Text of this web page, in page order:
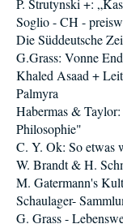
P. Strutynski +:
Soglio - CH -
Die Süddeutsche
G.Grass: Vonne
Khaled Asaad +
Palmyra
Habermas &
Philosophie"
C. Y. Ok: So etwas
W. Brandt & H.
M. Gatermann's
Schaulager-
G. Grass -